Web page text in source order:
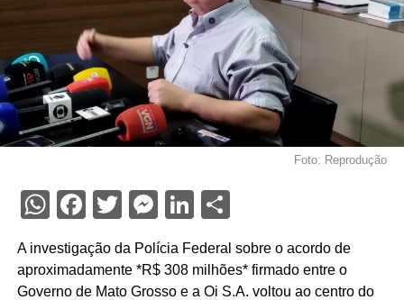
Foto: Reprodução
WhatsApp
Facebook
Twitter
Messenger
LinkedIn
Share
A investigação da Polícia Federal sobre o acordo de
aproximadamente *R$ 308 milhões* firmado entre o
Governo de Mato Grosso e a Oi S.A. voltou ao centro do